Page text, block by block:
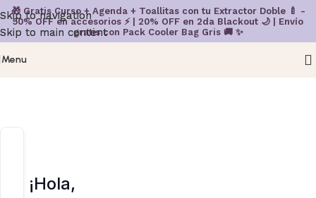
Skip to navigation
Skip to main content
Skip to navigation
Skip to main content
🎁 Gratis Curso + Agenda + Toallitas con tu Extractor Doble 🍼 -
50% OFF en accesorios ⚡ | 20% OFF en 2da Blackout 🌙 | Envío
gratis con Pack Cooler Bag Gris 🚚 ✨
Menu
¡Hola,